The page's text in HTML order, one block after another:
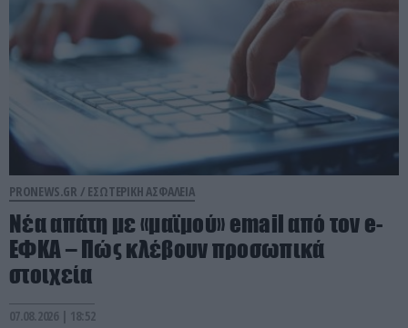
PRONEWS.GR / ΕΣΩΤΕΡΙΚΗ ΑΣΦΑΛΕΙΑ
Νέα απάτη με «μαϊμού» email από τον e-
ΕΦΚΑ – Πώς κλέβουν προσωπικά
στοιχεία
07.08.2026 | 18:52